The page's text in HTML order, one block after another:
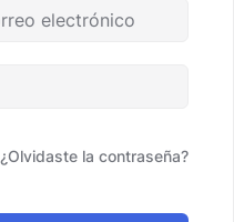
¿Olvidaste la contraseña?